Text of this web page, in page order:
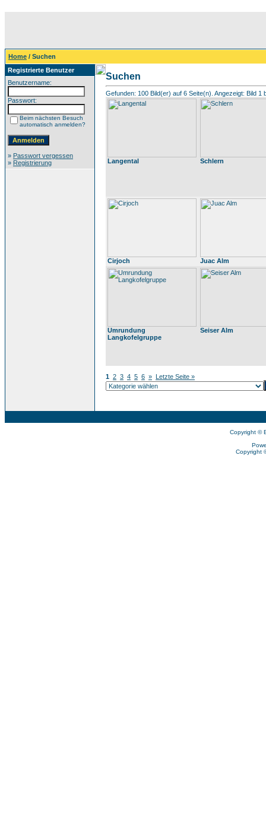
Home / Suchen
Registrierte Benutzer
Benutzername:
Passwort:
Beim nächsten Besuch
automatisch anmelden?
» Passwort vergessen
» Registrierung
Suchen
Gefunden: 100 Bild(er) auf 6 Seite(n). Angezeigt: Bild 1
Langental Schlern
Cirjoch Juac Alm
Umrundung
Langkofelgruppe
Seiser Alm
1 2 3 4 5 6 » Letzte Seite »
Copyright ©
Copyright